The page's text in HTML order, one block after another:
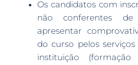
Os candidatos com
não conferentes
apresentar
do curso pelos
instituição